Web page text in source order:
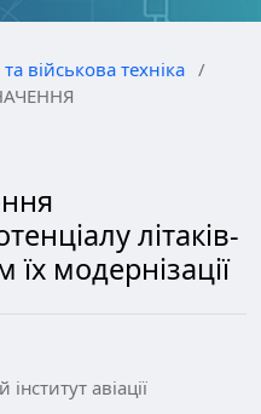
військова техніка /
літаків-
модернізації
авіації